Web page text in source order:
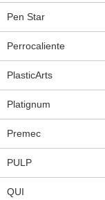
Pen Star
Perrocaliente
PlasticArts
Platignum
Premec
PULP
QUI